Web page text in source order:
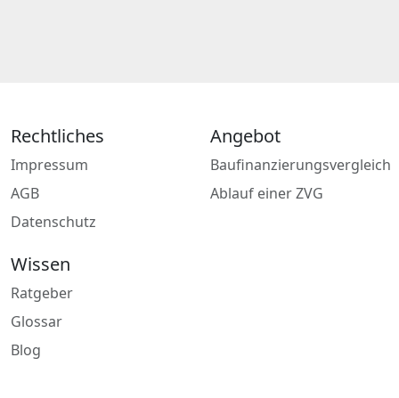
Rechtliches
Impressum
AGB
Datenschutz
Angebot
Baufinanzierungsvergleich
Ablauf einer ZVG
Wissen
Ratgeber
Glossar
Blog